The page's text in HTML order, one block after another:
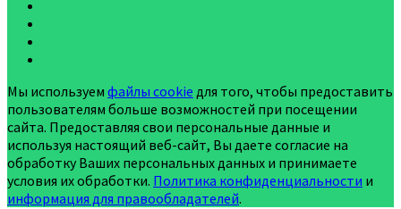
Мы используем файлы cookie для того, чтобы предоставить
пользователям больше возможностей при посещении
сайта. Предоставляя свои персональные данные и
используя настоящий веб-сайт, Вы даете согласие на
обработку Ваших персональных данных и принимаете
условия их обработки. Политика конфиденциальности и
информация для правообладателей.